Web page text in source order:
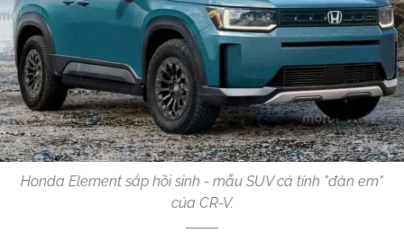
Honda Element sắp hồi sinh - mẫu SUV cá tính "đàn em"
của CR-V.